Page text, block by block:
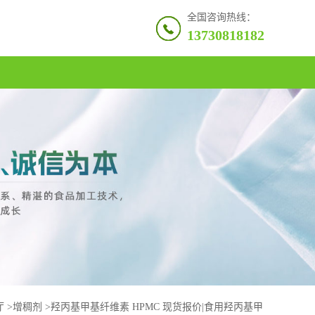
全国咨询热线：
13730818182
>增稠剂 >羟丙基甲基纤维素 HPMC 现货报价|食用羟丙基甲